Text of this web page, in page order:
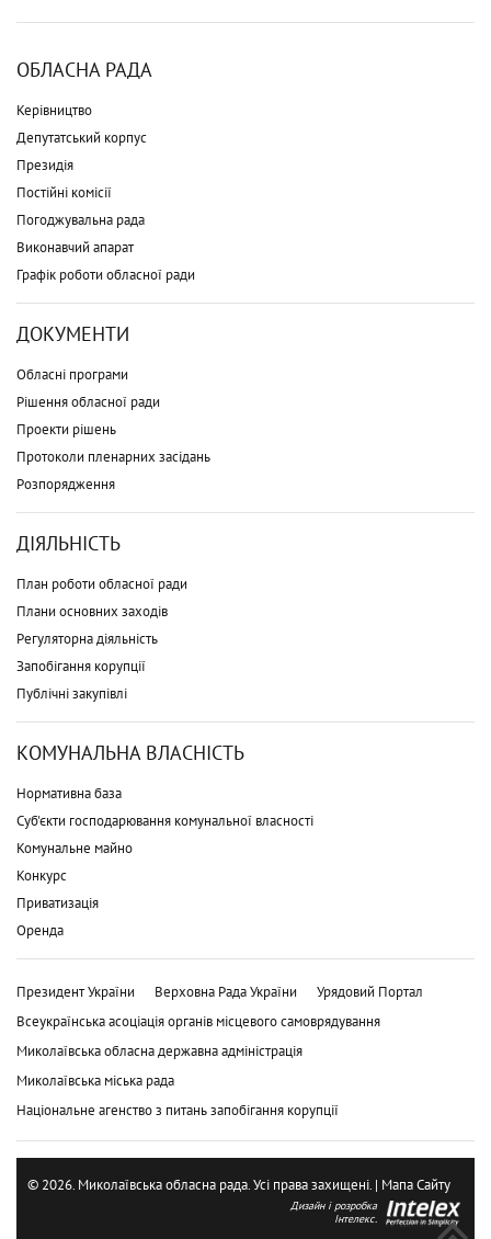
ОБЛАСНА РАДА
Керівництво
Депутатський корпус
Президія
Постійні комісії
Погоджувальна рада
Виконавчий апарат
Графік роботи обласної ради
ДОКУМЕНТИ
Обласні програми
Рішення обласної ради
Проекти рішень
Протоколи пленарних засідань
Розпорядження
ДІЯЛЬНІСТЬ
План роботи обласної ради
Плани основних заходів
Регуляторна діяльність
Запобігання корупції
Публічні закупівлі
КОМУНАЛЬНА ВЛАСНІСТЬ
Нормативна база
Суб'єкти господарювання комунальної власності
Комунальне майно
Конкурс
Приватизація
Оренда
Президент України Верховна Рада України
Урядовий Портал
Всеукраїнська асоціація органів місцевого самоврядування
Миколаївська обласна державна адміністрація
Миколаївська міська рада
Національне агенство з питань запобігання корупції
© 2026. Миколаївська обласна рада. Усі права захищені. | Мапа Сайту
Дизайн і розробка
Інтелекс.